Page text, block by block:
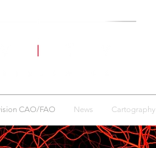
CAO/FAO News Cartography